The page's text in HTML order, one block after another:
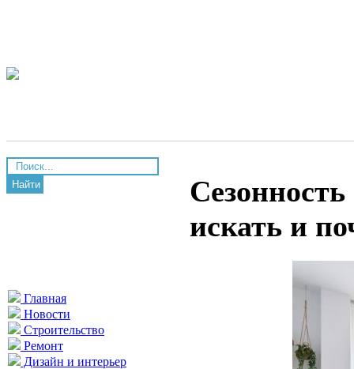
Найти
Главная
Новости
Строительство
Ремонт
Дизайн и интерьер
искать и